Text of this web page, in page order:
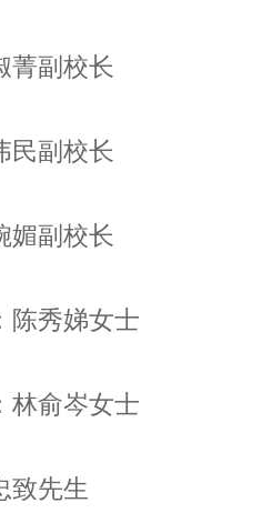
菁副校长
民副校长
媚副校长
陈秀娣女士
林俞岑女士
致先生